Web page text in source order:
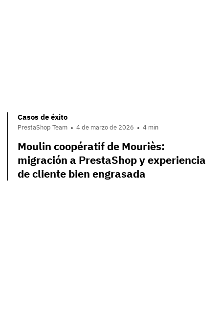
Casos de éxito
PrestaShop Team 4 de marzo de 2026 4 min
Moulin coopératif de Mouriès:
migración a PrestaShop y experiencia
de cliente bien engrasada